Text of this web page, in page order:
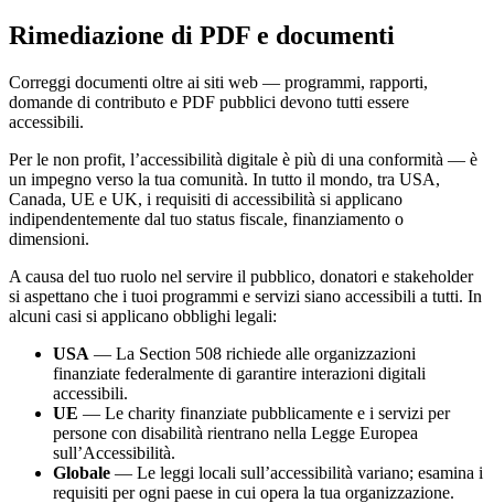
Rimediazione di PDF e documenti
Correggi documenti oltre ai siti web — programmi, rapporti,
domande di contributo e PDF pubblici devono tutti essere
accessibili.
Per le non profit, l’accessibilità digitale è più di una conformità — è
un impegno verso la tua comunità. In tutto il mondo, tra USA,
Canada, UE e UK, i requisiti di accessibilità si applicano
indipendentemente dal tuo status fiscale, finanziamento o
dimensioni.
A causa del tuo ruolo nel servire il pubblico, donatori e stakeholder
si aspettano che i tuoi programmi e servizi siano accessibili a tutti. In
alcuni casi si applicano obblighi legali:
USA — La Section 508 richiede alle organizzazioni
finanziate federalmente di garantire interazioni digitali
accessibili.
UE — Le charity finanziate pubblicamente e i servizi per
persone con disabilità rientrano nella Legge Europea
sull’Accessibilità.
Globale — Le leggi locali sull’accessibilità variano; esamina i
requisiti per ogni paese in cui opera la tua organizzazione.